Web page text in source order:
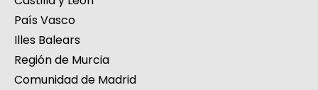
País Vasco
Illes Balears
Región de Murcia
Comunidad de Madrid